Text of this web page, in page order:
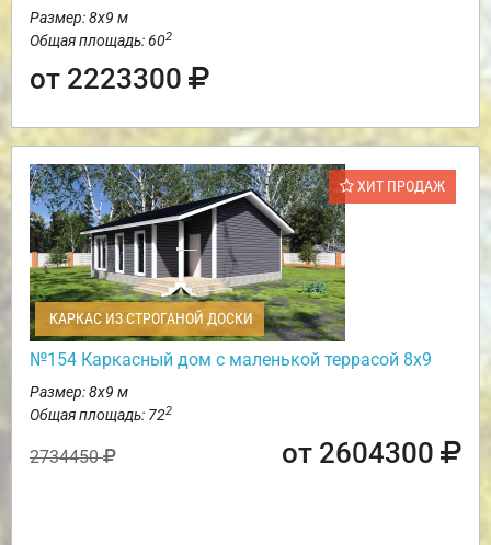
Размер: 8х9 м
Общая площадь: 602
от 2223300
ХИТ ПРОДАЖ
КАРКАС ИЗ СТРОГАНОЙ ДОСКИ
№154 Каркасный дом с маленькой террасой 8х9
Размер: 8х9 м
Общая площадь: 722
2734450 от 2604300